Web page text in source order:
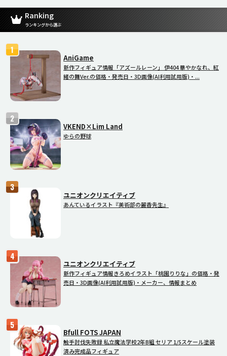
Ranking
ランキングから選ぶ
AniGame
新作フィギュア情報「アズールレーン」 伊404 華やかなれ、紅
緒の舞Ver.の価格・発売日・3D画像(AI利用試用版)・...
VKEND×Lim Land
ゆらの野球
ユニオンクリエイティブ
あんているイラスト『美術部の麗香先生』
ユニオンクリエイティブ
新作フィギュア情報きろめイラスト「桃園りりな」の価格・発
売日・3D画像(AI利用試用版)・メーカー、情報まとめ
Bfull FOTS JAPAN
触手討伐失敗録 私立魔法学校2年B組 セリア 1/5スケール塗装
済み完成品フィギュア